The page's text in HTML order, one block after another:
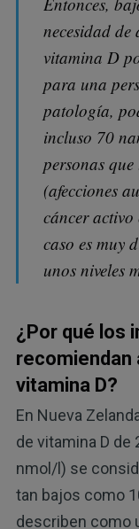
necesidad de
vitamina D
para una
patología,
incluso 70
personas
(afecciones
cáncer
caso es muy
unos niveles
¿Por qué los
recomiendan
vitamina D?
En Nueva
de vitamina D de
nmol/l) se
tan bajos como
describen como